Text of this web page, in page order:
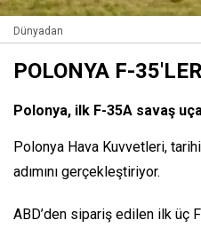
Dünyadan
POLONYA F-
Polonya, ilk F-35A savaş
Polonya Hava Kuvvetleri,
adımını gerçekleştiriyor.
ABD’den sipariş edilen ilk üç